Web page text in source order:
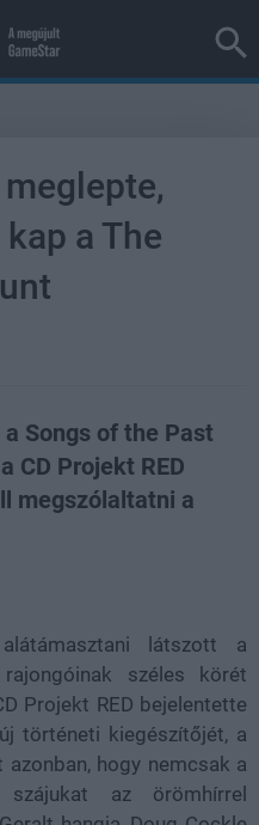
a The
Songs of the Past
CD Projekt RED
megszólaltatni a
látszott a
széles körét
Projekt RED bejelentette
történeti kiegészítőjét, a
azonban, hogy nemcsak a
az örömhírrel